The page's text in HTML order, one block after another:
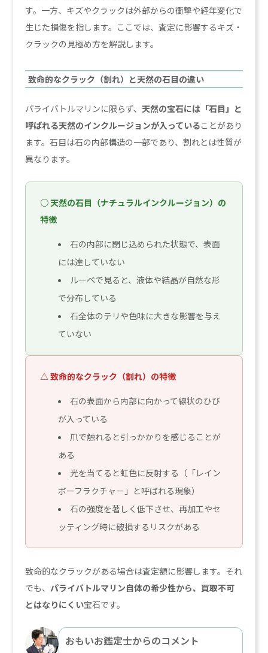
す。一方、キズやクラックは外部からの衝撃や経年変化で
生じた損傷を指します。ここでは、査定に影響するキズ・
クラックの見極め方を解説します。
致命的なクラック（割れ）と天然の石目の違い
パライバトルマリンに限らず、天然の宝石には「石目」と
呼ばれる天然のインクルージョンが入っていることがあり
ます。石目は石の内部構造の一部であり、割れとは性質が
異なります。
○ 天然の石目（ナチュラルインクルージョン）の
特徴
石の内部に閉じ込められた状態で、表面
には達していない
ルーペで見ると、液体や結晶が自然な形
で分布している
石全体のテリや色味に大きな影響を与え
ていない
△ 致命的なクラック（割れ）の特徴
石の表面から内部に向かって線状のひび
が入っている
爪で触れると引っかかりを感じることが
ある
光を当てると虹色に反射する（「レイン
ボーフラクチャー」と呼ばれる現象）
石の強度を著しく低下させ、再加工やセ
ッティング時に破損するリスクがある
致命的なクラックがある場合は査定額に影響します。それ
でも、 パライバトルマリン自体の希少性から、買取不可
とはなりにくい宝石です。
おもいお鑑定士からのコメント